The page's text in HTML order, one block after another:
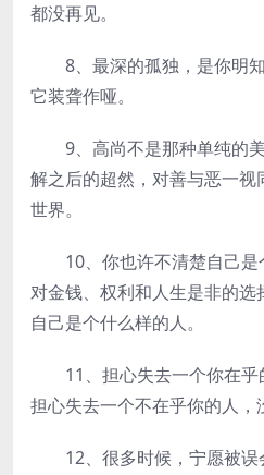
都没再见。
8、最深的孤独，是你明知
它装聋作哑。
9、高尚不是那种单纯的美
解之后的超然，对善与恶一
世界。
10、你也许不清楚自己是
对金钱、权利和人生是非的
自己是个什么样的人。
11、担心失去一个你在乎
担心失去一个不在乎你的人，
12、很多时候，宁愿被误